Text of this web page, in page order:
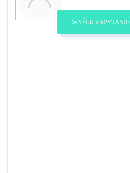
WYŚLIJ ZAPYTANIE